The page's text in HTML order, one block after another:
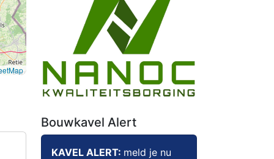
Bouwkavel Alert
KAVEL ALERT: meld je nu